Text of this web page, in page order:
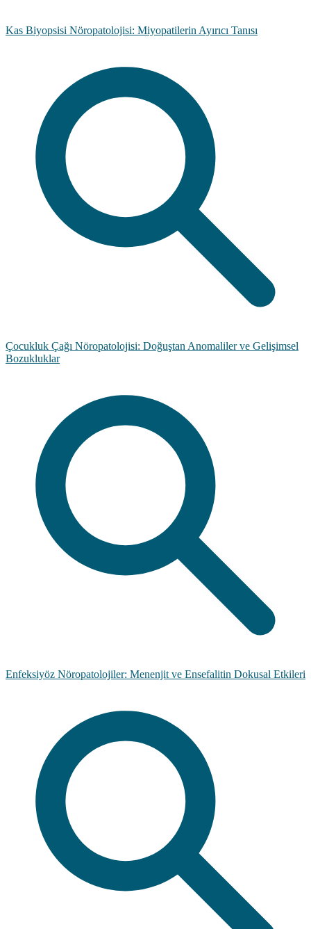
Kas Biyopsisi Nöropatolojisi: Miyopatilerin Ayırıcı Tanısı
Çocukluk Çağı Nöropatolojisi: Doğuştan Anomaliler ve Gelişimsel
Bozukluklar
Enfeksiyöz Nöropatolojiler: Menenjit ve Ensefalitin Dokusal Etkileri